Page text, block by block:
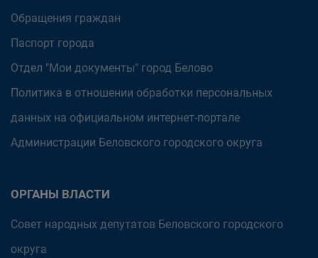
Обращения граждан
Паспорт города
Отдел "Мои документы" город Белово
Политика в отношении обработки персональных
данных на официальном интернет-портале
Администрации Беловского городского округа
ОРГАНЫ ВЛАСТИ
Совет народных депутатов Беловского городского
округа